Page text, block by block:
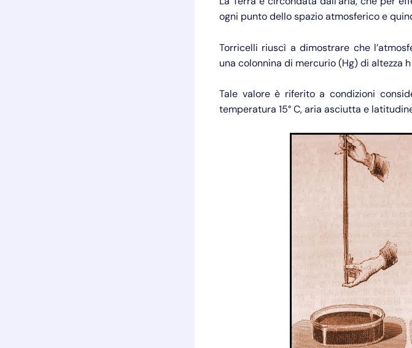
ogni punto dello spazio atmosferico e
Torricelli riuscì a dimostrare che
una colonnina di mercurio (Hg) di altezza
Tale valore è riferito a condizioni
temperatura 15° C, aria asciutta e